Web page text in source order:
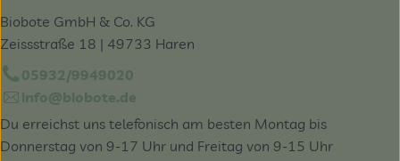
Biobote GmbH & Co. KG
Zeissstraße 18 | 49733 Haren
05932/9949020
info@biobote.de
Du erreichst uns telefonisch am besten Montag bis
Donnerstag von 9-17 Uhr und Freitag von 9-15 Uhr